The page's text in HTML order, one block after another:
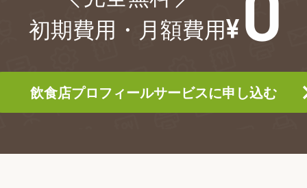
初期費用・月額費用
飲食店プロフィールサービスに申し込む